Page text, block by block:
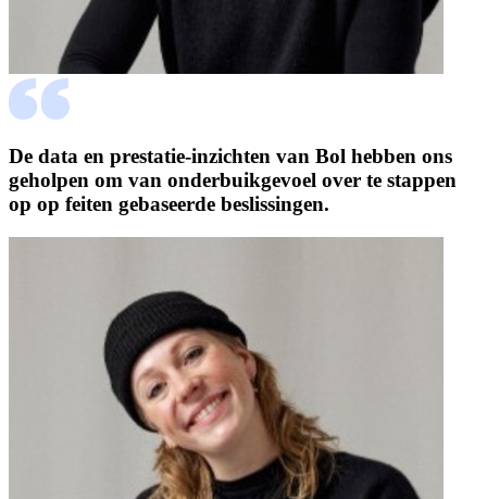
De data en prestatie-inzichten van Bol hebben ons
geholpen om van onderbuikgevoel over te stappen
op op feiten gebaseerde beslissingen.